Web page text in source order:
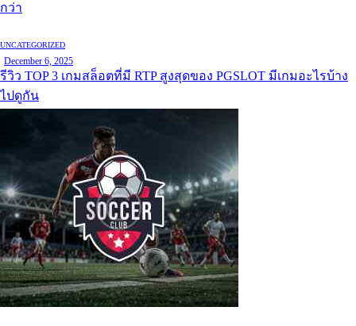
กว่า
UNCATEGORIZED
December 6, 2025
รีวิว TOP 3 เกมสล็อตที่มี RTP สูงสุดของ PGSLOT มีเกมอะไรบ้าง
ไปดูกัน